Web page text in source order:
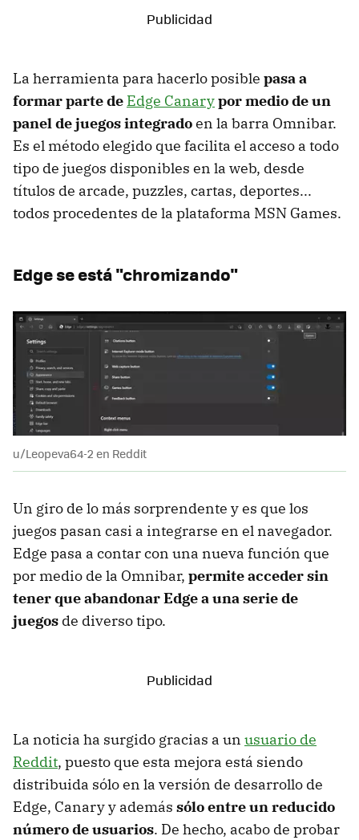
La herramienta para hacerlo posible pasa a
formar parte de Edge Canarypor medio de un
panel de juegos integradoen la barra Omnibar.
Es el método elegido que facilita el acceso a todo
tipo de juegos disponibles en la web, desde
títulos de arcade, puzzles, cartas, deportes...
todos procedentes de la plataforma MSN Games.
Edge se está "chromizando"
u/Leopeva64-2 en Reddit
Un giro de lo más sorprendente y es que los
juegos pasan casi a integrarse en el navegador.
Edge pasa a contar con una nueva función que
por medio de la Omnibar, permite acceder sin
tener que abandonar Edge a una serie de
juegos de diverso tipo.
La noticia ha surgido gracias a un usuario de
Reddit, puesto que esta mejora está siendo
distribuida sólo en la versión de desarrollo de
Edge, Canary y además sólo entre un reducido
número de usuarios. De hecho, acabo de probar